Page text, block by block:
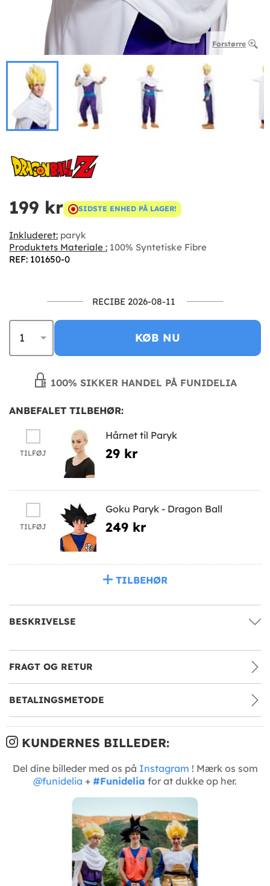
Forstørre
199 kr SIDSTE ENHED PÅ LAGER!
Inkluderet: paryk
Produktets Materiale : 100% Syntetiske Fibre
REF: 101650-0
RECIBE 2026-08-11
KØB NU
100% SIKKER HANDEL PÅ FUNIDELIA
ANBEFALET TILBEHØR:
TILFØJ
Hårnet til Paryk
29 kr
TILFØJ
Goku Paryk - Dragon Ball
249 kr
TILBEHØR
BESKRIVELSE
FRAGT OG RETUR
BETALINGSMETODE
KUNDERNES BILLEDER:
Del dine billeder med os på Instagram ! Mærk os som
@funidelia + #Funidelia for at dukke op her.